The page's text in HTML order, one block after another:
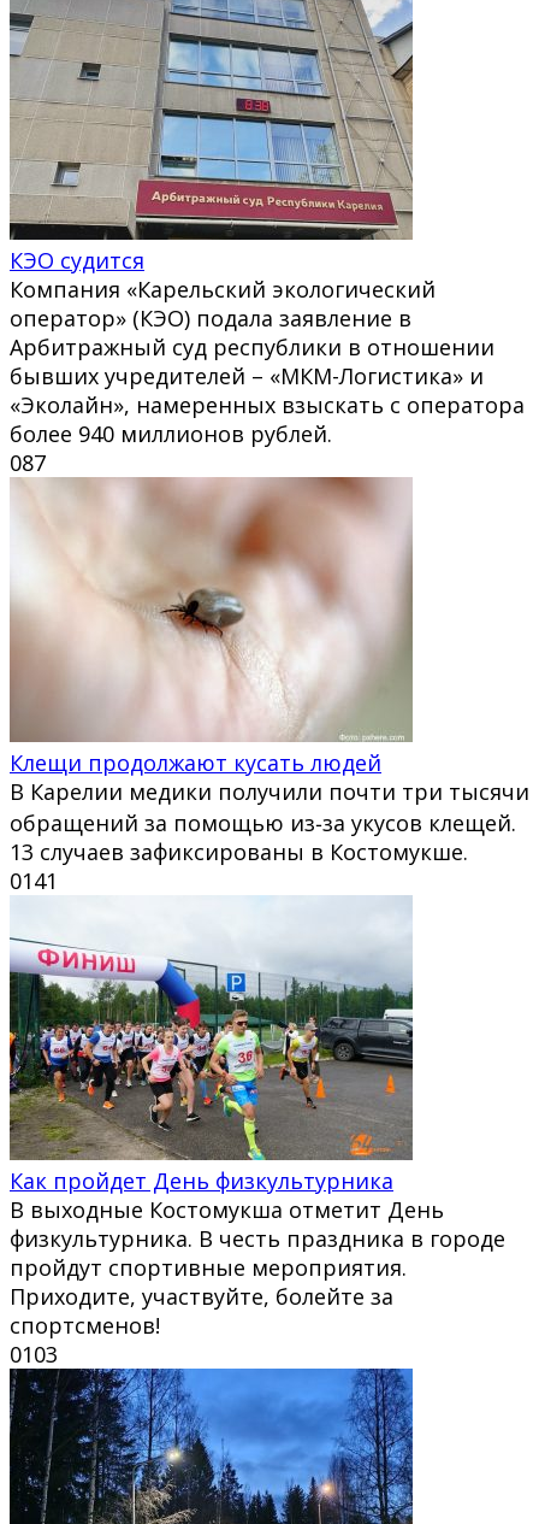
КЭО судится
Компания «Карельский экологический
оператор» (КЭО) подала заявление в
Арбитражный суд республики в отношении
бывших учредителей – «МКМ-Логистика» и
«Эколайн», намеренных взыскать с оператора
более 940 миллионов рублей.
087
Клещи продолжают кусать людей
В Карелии медики получили почти три тысячи
обращений за помощью из‑за укусов клещей.
13 случаев зафиксированы в Костомукше.
0141
Как пройдет День физкультурника
В выходные Костомукша отметит День
физкультурника. В честь праздника в городе
пройдут спортивные мероприятия.
Приходите, участвуйте, болейте за
спортсменов!
0103